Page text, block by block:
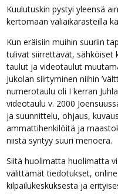
Kuulutuskin pystyi yleensä
kertomaan väliaikarasteilla
Kun eräisiin muihin suuriin
tulivat siirrettävät,
taulut ja videotaulut
Jukolan siirtyminen niihin
numerotaulu oli I kerran
videotaulu v. 2000
ja suunnittelu, ohjaus,
ammattihenkilöitä ja
niistä syntyy suuri menoerä.
Siitä huolimatta huolimatta
välittämät tiedotukset,
kilpailukeskuksesta ja